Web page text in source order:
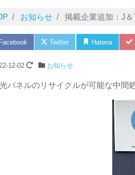
お知らせ 掲載企業追加：J＆
Facebook Twitter Hatena
12-02 お知らせ
パネルのリサイクルが可能な中間